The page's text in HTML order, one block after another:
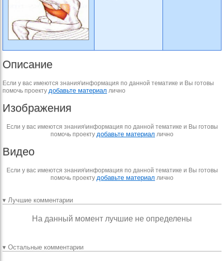
Описание
Если у вас имеются знания\информация по данной тематике и Вы готовы
помочь проекту добавьте материал лично
Изображения
Если у вас имеются знания\информация по данной тематике и Вы готовы
помочь проекту добавьте материал лично
Видео
Если у вас имеются знания\информация по данной тематике и Вы готовы
помочь проекту добавьте материал лично
▾ Лучшие комментарии
На данный момент лучшие не определены
▾ Остальные комментарии